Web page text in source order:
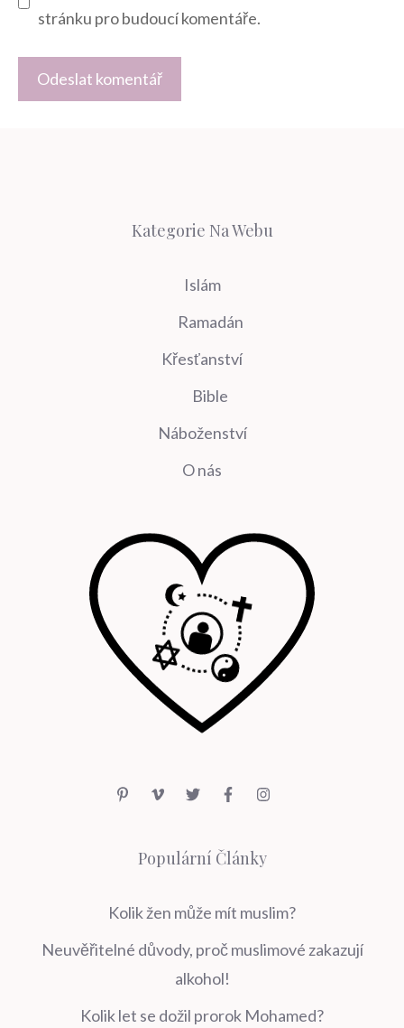
stránku pro budoucí komentáře.
Kategorie Na Webu
Islám
Ramadán
Křesťanství
Bible
Náboženství
O nás
Populární Články
Kolik žen může mít muslim?
Neuvěřitelné důvody, proč muslimové zakazují
alkohol!
Kolik let se dožil prorok Mohamed?